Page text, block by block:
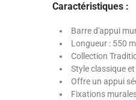
Caractéristiques :
Barre d'appui
Longueur : 550
Collection
Style classique
Offre un appui
Fixations